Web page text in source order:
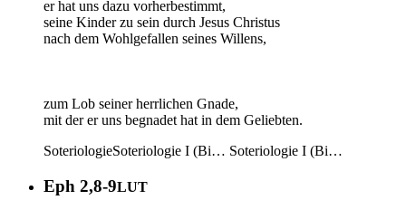
er hat uns dazu vorherbestimmt,
seine Kinder zu sein durch Jesus Christus
nach dem Wohlgefallen seines Willens,
zum Lob seiner herrlichen Gnade,
mit der er uns begnadet hat in dem Geliebten.
SoteriologieSoteriologie I (Bi… Soteriologie I (Bi…
Eph 2,8-9LUT